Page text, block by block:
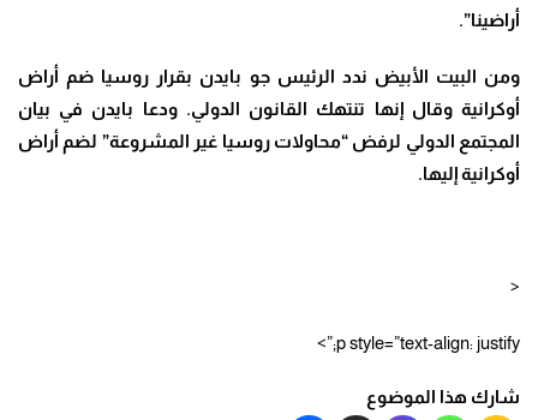
أراضينا”.
ومن البيت الأبيض ندد الرئيس جو بايدن بقرار روسيا ضم أراض
أوكرانية وقال إنها تنتهك القانون الدولي. ودعا بايدن في بيان
المجتمع الدولي لرفض “محاولات روسيا غير المشروعة” لضم أراض
أوكرانية إليها.
<
p style=”text-align: justify;”>
شارك هذا الموضوع